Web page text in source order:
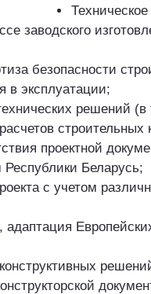
заводского
безопасности
в эксплуатации;
решений
строительных
проектной
Беларусь;
с учетом